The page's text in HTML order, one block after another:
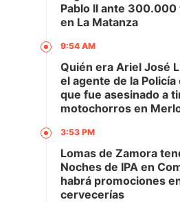
Pablo II ante
en La Matanza
9:54 AM
Quién era Ariel José
el agente de la Policía
que fue asesinado a
motochorros en
3:53 PM
Lomas de Zamora
Noches de IPA en
habrá promociones
cervecerías